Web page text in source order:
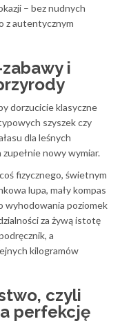
– bez nudnych
z autentycznym
i
dorzucicie klasyczne
szyszek czy
dla leśnych
nowy wymiar.
fizycznego, świetnym
lupa, mały kompas
wyhodowania poziomek
za żywą istotę
a
kilogramów
czyli
perfekcję